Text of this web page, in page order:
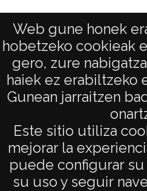
Web gune honek
hobetzeko cookieak
gero, zure
haiek ez erabiltzeko
Gunean jarraitzen
Este sitio utiliza
mejorar la
puede configurar su
su uso y seguir
GUE-5487 ;
DAF-GUE-R 062-F
Licencia de
CC BY-NC-SA 4.0
La margen
AVISO LEGAL
POLÍTICA DE
ATENCIÓN